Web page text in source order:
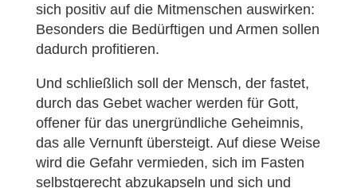
sich positiv auf die Mitmenschen auswirken:
Besonders die Bedürftigen und Armen sollen
dadurch profitieren.
Und schließlich soll der Mensch, der fastet,
durch das Gebet wacher werden für Gott,
offener für das unergründliche Geheimnis,
das alle Vernunft übersteigt. Auf diese Weise
wird die Gefahr vermieden, sich im Fasten
selbstgerecht abzukapseln und sich und